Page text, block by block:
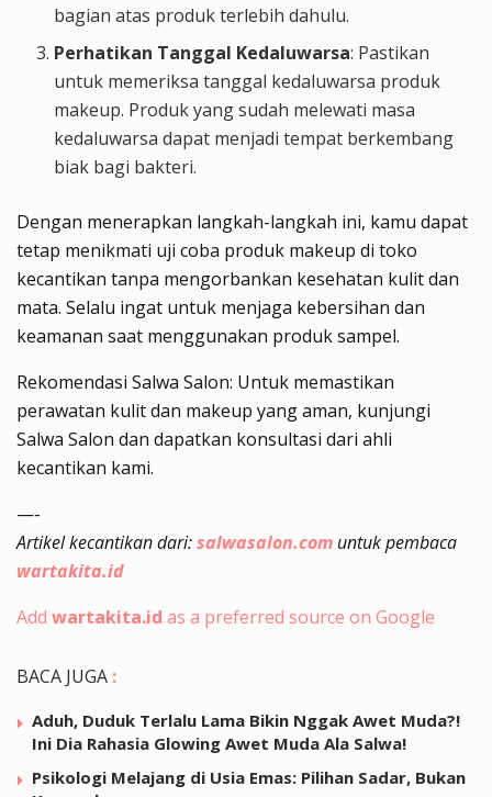
bagian atas produk terlebih dahulu.
Perhatikan Tanggal Kedaluwarsa: Pastikan
untuk memeriksa tanggal kedaluwarsa produk
makeup. Produk yang sudah melewati masa
kedaluwarsa dapat menjadi tempat berkembang
biak bagi bakteri.
Dengan menerapkan langkah-langkah ini, kamu dapat
tetap menikmati uji coba produk makeup di toko
kecantikan tanpa mengorbankan kesehatan kulit dan
mata. Selalu ingat untuk menjaga kebersihan dan
keamanan saat menggunakan produk sampel.
Rekomendasi Salwa Salon: Untuk memastikan
perawatan kulit dan makeup yang aman, kunjungi
Salwa Salon dan dapatkan konsultasi dari ahli
kecantikan kami.
—-
Artikel kecantikan dari:salwasalon.com untuk pembaca
wartakita.id
Add wartakita.id as a preferred source on Google
BACA JUGA :
Aduh, Duduk Terlalu Lama Bikin Nggak Awet Muda?!
Ini Dia Rahasia Glowing Awet Muda Ala Salwa!
Psikologi Melajang di Usia Emas: Pilihan Sadar, Bukan